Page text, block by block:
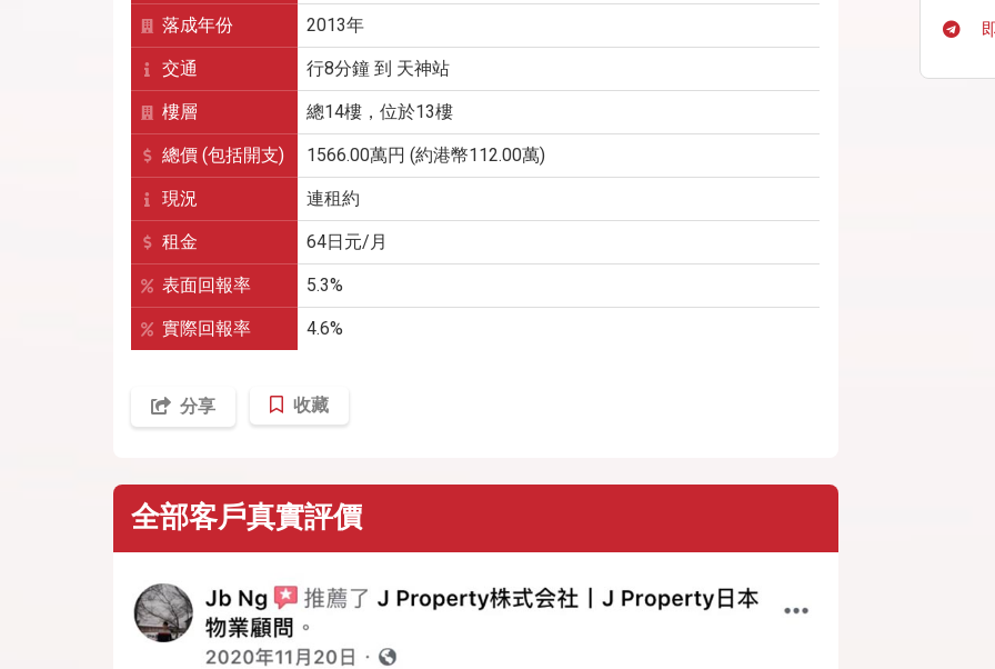
落成年份 2013年
交通 行8分鐘 到 天神站
樓層 總14樓，位於13樓
總價 (包括開支) 1566.00萬円 (約港幣112.00萬)
現況 連租約
租金 64日元/月
表面回報率 5.3%
實際回報率 4.6%
分享 收藏
全部客戶真實評價